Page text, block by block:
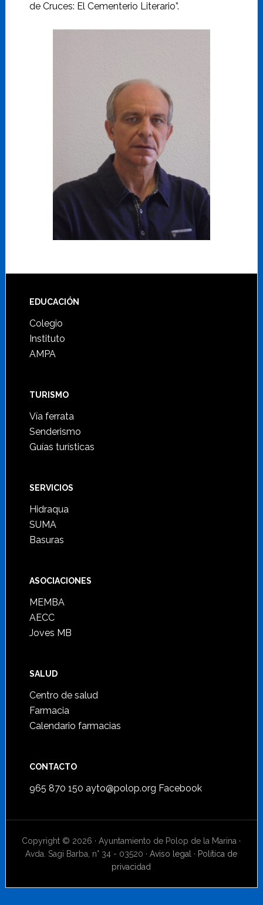
de Cruces: El Cementerio Literario”.
Footer
EDUCACIÓN
Colegio
Instituto
AMPA
TURISMO
Vía ferrata
Senderismo
Guías turísticas
SERVICIOS
Hidraqua
SUMA
Basuras
ASOCIACIONES
MEMBA
AECC
Joves MB
SALUD
Centro de salud
Farmacia
Calendario farmacias
CONTACTO
965 870 150 ayto@polop.org Facebook
Copyright © 2026 · Ayuntamiento de Polop de la Marina ·
Avda. Sagi Barba, n° 34 - 03520 ·Aviso legal · Política de
privacidad